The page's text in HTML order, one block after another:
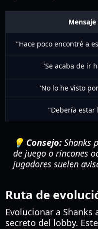
"Hace poco encontré a
"Se acaba de ir
"No lo he visto
"Debería
💡 Consejo: Shanks
de juego o rincones
jugadores suelen
Ruta de
Evolucionar a
secreto del lobby.